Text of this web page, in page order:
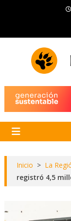
Inicio > La
registró 4,5